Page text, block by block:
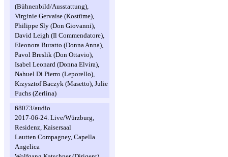
(Bühnenbild/Ausstattung),
Virginie Gervaise (Kostüme),
Philippe Sly (Don Giovanni),
David Leigh (Il Commendatore),
Eleonora Buratto (Donna Anna),
Pavol Breslik (Don Ottavio),
Isabel Leonard (Donna Elvira),
Nahuel Di Pierro (Leporello),
Krzysztof Baczyk (Masetto), Julie
Fuchs (Zerlina)
68073/audio
2017-06-24. Live/Würzburg,
Residenz, Kaisersaal
Lautten Compagney, Capella
Angelica